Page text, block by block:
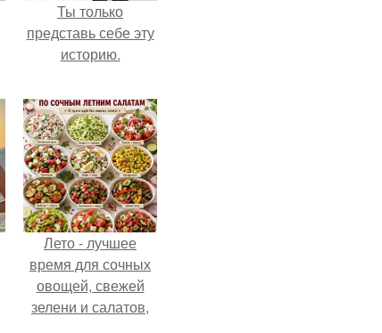
Ты только
представь себе эту
историю.
Лето - лучшее
время для сочных
овощей, свежей
зелени и салатов,